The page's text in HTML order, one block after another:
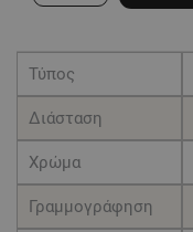
σκληρό
με
χαρτί
Φύλλων
(13,5x19,5)
κόκκινο
Τύπος
Διάσταση
Χρώμα
Γραμμογράφηση